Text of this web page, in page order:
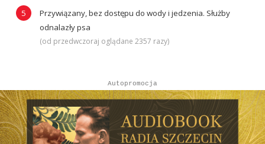
Przywiązany, bez dostępu do wody i jedzenia. Służby
odnalazły psa
(od przedwczoraj oglądane 2357 razy)
Autopromocja